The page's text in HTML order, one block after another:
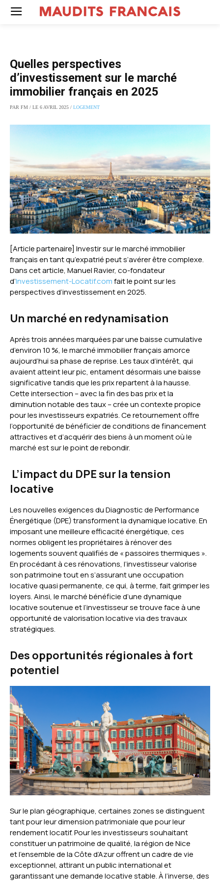
Quelles perspectives
d’investissement sur le marché
immobilier français en 2025
PAR FM / LE 6 AVRIL 2025 / LOGEMENT
[Article partenaire] Investir sur le marché immobilier
français en tant qu’expatrié peut s’avérer être complexe.
Dans cet article, Manuel Ravier, co-fondateur
d’Investissement-Locatif.comfait le point sur les
perspectives d’investissement en 2025.
Un marché en redynamisation
Après trois années marquées par une baisse cumulative
d’environ 10 %, le marché immobilier français amorce
aujourd’hui sa phase de reprise. Les taux d’intérêt, qui
avaient atteint leur pic, entament désormais une baisse
significative tandis que les prix repartent à la hausse.
Cette intersection – avec la fin des bas prix et la
diminution notable des taux – crée un contexte propice
pour les investisseurs expatriés. Ce retournement offre
l’opportunité de bénéficier de conditions de financement
attractives et d’acquérir des biens à un moment où le
marché est sur le point de rebondir.
L’impact du DPE sur la tension
locative
Les nouvelles exigences du Diagnostic de Performance
Énergétique (DPE) transforment la dynamique locative. En
imposant une meilleure efficacité énergétique, ces
normes obligent les propriétaires à rénover des
logements souvent qualifiés de « passoires thermiques ».
En procédant à ces rénovations, l’investisseur valorise
son patrimoine tout en s’assurant une occupation
locative quasi permanente, ce qui, à terme, fait grimper les
loyers. Ainsi, le marché bénéficie d’une dynamique
locative soutenue et l’investisseur se trouve face à une
opportunité de valorisation locative via des travaux
stratégiques.
Des opportunités régionales à fort
potentiel
Sur le plan géographique, certaines zones se distinguent
tant pour leur dimension patrimoniale que pour leur
rendement locatif. Pour les investisseurs souhaitant
constituer un patrimoine de qualité, la région de Nice
et l’ensemble de la Côte d’Azur offrent un cadre de vie
exceptionnel, attirant un public international et
garantissant une demande locative stable. À l’inverse, des